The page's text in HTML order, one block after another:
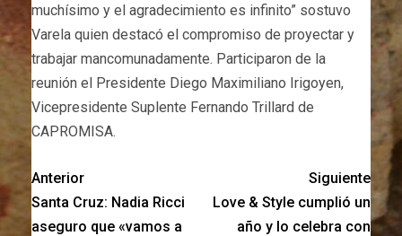
muchísimo y el agradecimiento es infinito” sostuvo
Varela quien destacó el compromiso de proyectar y
trabajar mancomunadamente. Participaron de la
reunión el Presidente Diego Maximiliano Irigoyen,
Vicepresidente Suplente Fernando Trillard de
CAPROMISA.
Anterior
Santa Cruz: Nadia Ricci
aseguro que «vamos a
Siguiente
Love & Style cumplió un
año y lo celebra con